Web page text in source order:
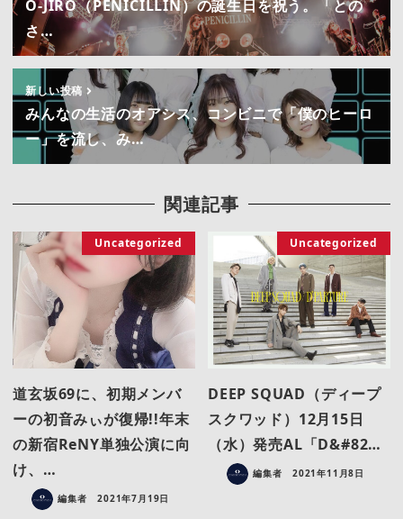
O-JIRO（PENICILLIN）の誕生日を祝う。「との
さ…
新しい投稿
みんなの生活のオアシス、コンビニで「僕のヒーロ
ー」を流し、み…
関連記事
Uncategorized
道玄坂69に、初期メンバ
ーの初音みぃが復帰!!年末
の新宿ReNY単独公演に向
け、…
編集者 2021年7月19日
Uncategorized
DEEP SQUAD（ディープ
スクワッド）12月15日
（水）発売AL「D&#82…
編集者 2021年11月8日